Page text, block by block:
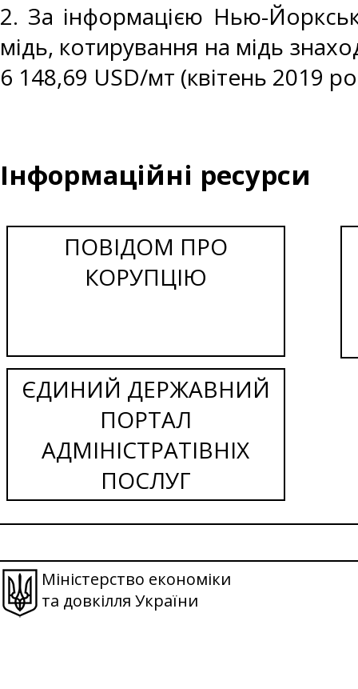
2. За інформацією Нью-
мідь, котирування на мідь
6 148,69 USD/мт (квітень 2019
Інформаційні ресурси
ПОВІДОМ ПРО
КОРУПЦІЮ
ЄДИНИЙ ДЕРЖАВНИЙ
ПОРТАЛ
АДМІНІСТРАТІВНІХ
ПОСЛУГ
Міністерство економіки
та довкілля України